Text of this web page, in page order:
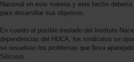
Nacional en este materia y este hecho
para desarrollar sus objetivos.
En cuanto al posible traslado del Instituto
dependencias del HUCA, los sindicatos se
se resuelvan los problemas que lleva
Silicosis.